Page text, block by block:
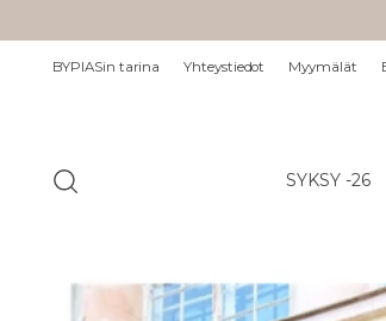
BYPIASin tarina Yhteystiedot Myymälät
SYKSY -26